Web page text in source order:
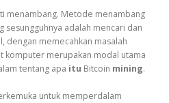
menambang. Metode menambang
sesungguhnya adalah mencari dan
dengan memecahkan masalah
komputer merupakan modal utama
tentang apa itu Bitcoin mining.
untuk memperdalam